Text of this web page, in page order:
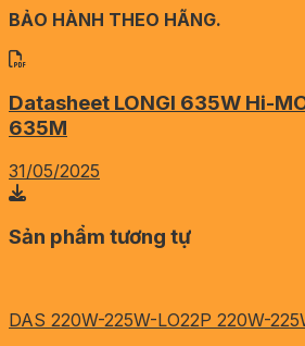
BẢO HÀNH THEO HÃNG.
Datasheet LONGI 635W Hi-
635M
31/05/2025
Sản phẩm tương tự
DAS 220W-225W-LO22P 220W-